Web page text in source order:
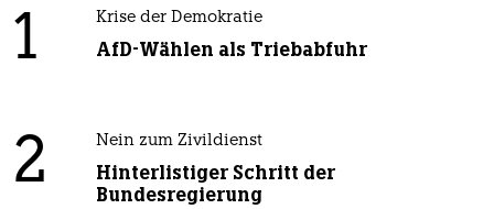
1 Krise der Demokratie
AfD-Wählen als Triebabfuhr
2 Nein zum Zivildienst
Hinterlistiger Schritt der
Bundesregierung